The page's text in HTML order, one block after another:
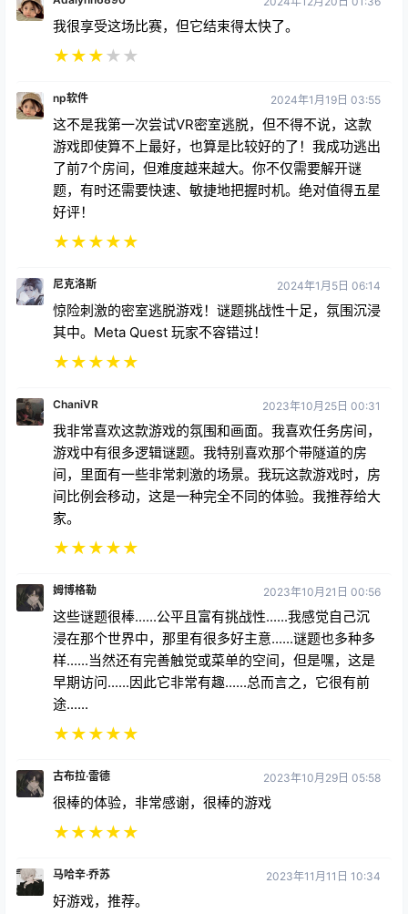
我很享受这场比赛，但它结束得太快了。
★★★★ ★
np软件 2024年1月19日 03:55
这不是我第一次尝试VR密室逃脱，但不得不说，这款
游戏即使算不上最好，也算是比较好的了！我成功逃出
了前7个房间，但难度越来越大。你不仅需要解开谜
题，有时还需要快速、敏捷地把握时机。绝对值得五星
好评！
★★★★★
尼克洛斯 2024年1月5日 06:14
惊险刺激的密室逃脱游戏！谜题挑战性十足，氛围沉浸
其中。Meta Quest 玩家不容错过！
★★★★★
ChaniVR 2023年10月25日 00:31
我非常喜欢这款游戏的氛围和画面。我喜欢任务房间，
游戏中有很多逻辑谜题。我特别喜欢那个带隧道的房
间，里面有一些非常刺激的场景。我玩这款游戏时，房
间比例会移动，这是一种完全不同的体验。我推荐给大
家。
★★★★★
姆博格勒 2023年10月21日 00:56
这些谜题很棒......公平且富有挑战性......我感觉自己沉
浸在那个世界中，那里有很多好主意......谜题也多种多
样......当然还有完善触觉或菜单的空间，但是嘿，这是
早期访问......因此它非常有趣......总而言之，它很有前
途......
★★★★★
古布拉·雷德 2023年10月29日 05:58
很棒的体验，非常感谢，很棒的游戏
★★★★★
马哈辛·乔苏 2023年11月11日 10:34
好游戏，推荐。